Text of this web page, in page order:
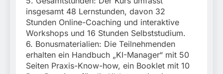
insgesamt 48 Lernstunden, davon 32
Stunden Online-Coaching und interaktive
Workshops und 16 Stunden Selbststudium.
6. Bonusmaterialien: Die Teilnehmenden
erhalten ein Handbuch „KI-Manager“ mit 50
Seiten Praxis-Know-how, ein Booklet mit 10